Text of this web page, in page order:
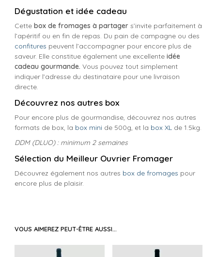
Dégustation et idée cadeau
Cette box de fromages à partager s’invite parfaitement à
l’apéritif ou en fin de repas. Du pain de campagne ou des
confitures peuvent l’accompagner pour encore plus de
saveur. Elle constitue également une excellente idée
cadeau gourmande. Vous pouvez tout simplement
indiquer l’adresse du destinataire pour une livraison
directe.
Découvrez nos autres box
Pour encore plus de gourmandise, découvrez nos autres
formats de box, la box mini de 500g, et la box XL de 1.5kg.
DDM (DLUO) : minimum 2 semaines
Sélection du Meilleur Ouvrier Fromager
Découvrez également nos autres box de fromages pour
encore plus de plaisir.
VOUS AIMEREZ PEUT-ÊTRE AUSSI…